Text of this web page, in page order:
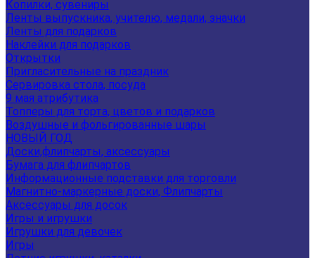
Копилки, сувениры
Ленты выпускника, учителю, медали, значки
Ленты для подарков
Наклейки для подарков
Открытки
Пригласительные на праздник
Сервировка стола, посуда
9 мая атрибутика
Топперы для торта, цветов и подарков
Воздушные и фольгированные шары
НОВЫЙ ГОД
Доски,флипчарты, аксессуары
Бумага для флипчартов
Информационные подставки для торговли
Магнитно-маркерные доски, Флипчарты
Аксессуары для досок
Игры и игрушки
Игрушки для девочек
Игры